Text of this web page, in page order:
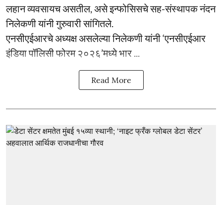
लहान व्यवसायच असतील, असे इन्फोसिसचे सह-संस्थापक नंदन
निलेकणी यांनी गुरुवारी सांगितले.
एनसीएईआरचे अध्यक्ष असलेल्या निलेकणी यांनी ‘एनसीएईआर
इंडिया पॉलिसी फोरम २०२६’मध्ये भार ...
Read More